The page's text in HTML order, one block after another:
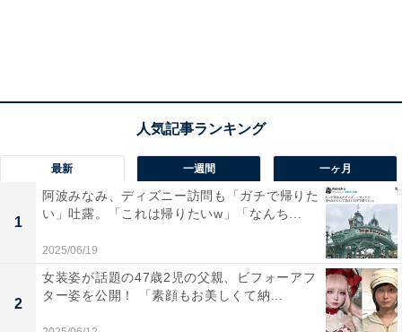
最新 一週間 一ヶ月
1
阿波みなみ、ディズニー訪問も「ガチで帰りた
い」吐露。「これは帰りたいw」「なんち...
2025/06/19
2
女装姿が話題の47歳2児の父親、ビフォーアフ
ター姿を公開！ 「素顔もお美しくて納...